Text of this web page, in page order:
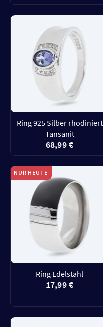
Ring 925 Silber rhodiniert
Tansanit
68,99 €
NUR HEUTE
Ring Edelstahl
17,99 €